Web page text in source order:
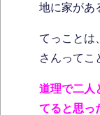
地に家があ
てっことは
さんってこ
道理で二人
てると思っ